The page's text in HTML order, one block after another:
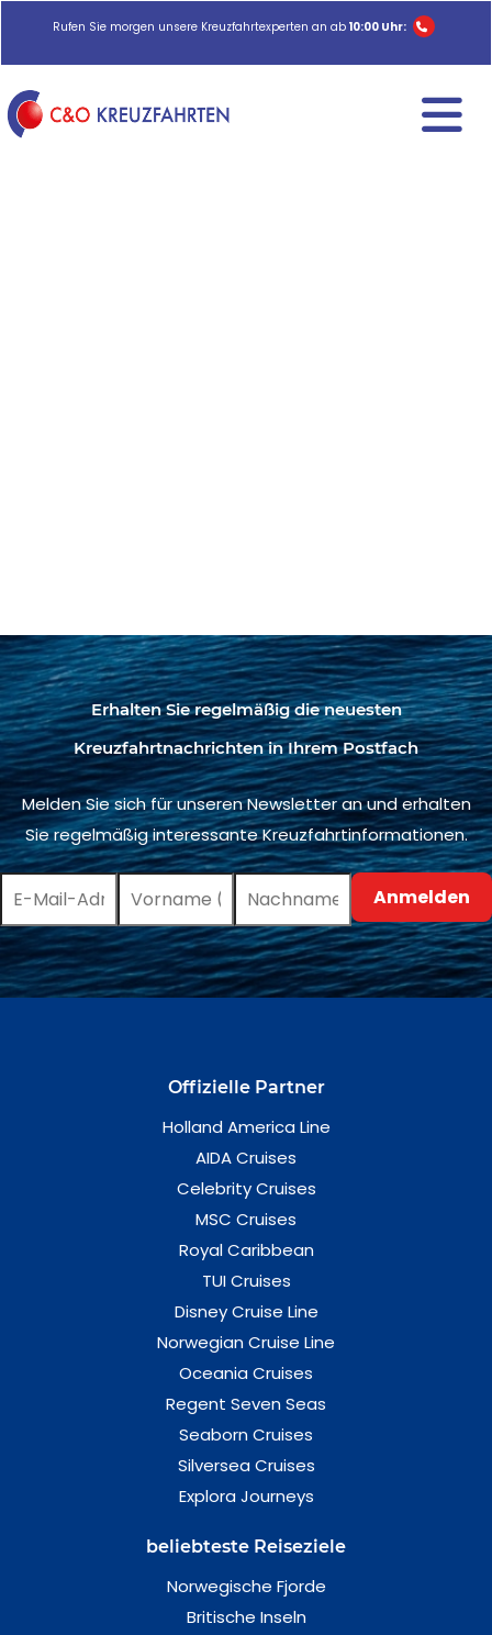
Rufen Sie morgen unsere Kreuzfahrtexperten an ab10:00 Uhr:
Erhalten Sie regelmäßig die neuesten
Kreuzfahrtnachrichten in Ihrem Postfach
Melden Sie sich für unseren Newsletter an und erhalten
Sie regelmäßig interessante Kreuzfahrtinformationen.
Offizielle Partner
Holland America Line
AIDA Cruises
Celebrity Cruises
MSC Cruises
Royal Caribbean
TUI Cruises
Disney Cruise Line
Norwegian Cruise Line
Oceania Cruises
Regent Seven Seas
Seaborn Cruises
Silversea Cruises
Explora Journeys
beliebteste Reiseziele
Norwegische Fjorde
Britische Inseln